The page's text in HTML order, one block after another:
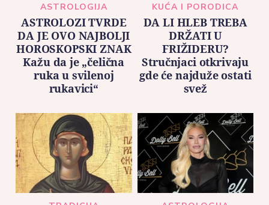
ASTROLOGIJA
ASTROLOZI TVRDE
DA JE OVO NAJBOLJI
HOROSKOPSKI ZNAK
Kažu da je „čelična
ruka u svilenoj
rukavici“
KUĆA I PORODICA
DA LI HLEB TREBA
DRŽATI U
FRIŽIDERU?
Stručnjaci otkrivaju
gde će najduže ostati
svež